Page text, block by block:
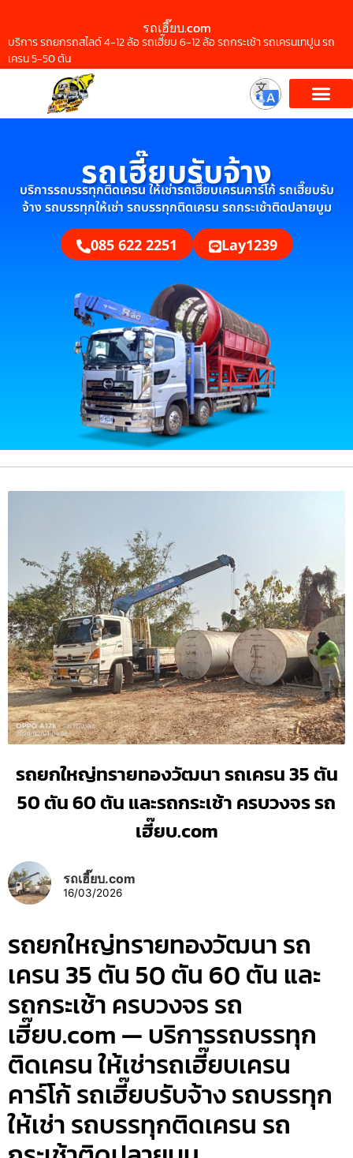
รถเฮี๊ยบ.com
บริการ รถยกรถสไลด์ 4-12 ล้อ รถเฮี๊ยบ 6-12 ล้อ รถกระเช้า รถเครนเทปูน รถ
เครน 5-50 ตัน
รถเฮี๊ยบรับจ้าง
บริการรถบรรทุกติดเครน ให้เช่ารถเฮี๊ยบเครนคาร์โก้ รถเฮี๊ยบรับ
จ้าง รถบรรทุกให้เช่า รถบรรทุกติดเครน รถกระเช้าติดปลายบูม
085 622 2251 Lay1239
รถยกใหญ่ทรายทองวัฒนา รถเครน 35 ตัน
50 ตัน 60 ตัน และรถกระเช้า ครบวงจร รถ
เฮี๊ยบ.com
รถเฮี๊ยบ.com
16/03/2026
รถยกใหญ่ทรายทองวัฒนา รถ
เครน 35 ตัน 50 ตัน 60 ตัน และ
รถกระเช้า ครบวงจร รถ
เฮี๊ยบ.com — บริการรถบรรทุก
ติดเครน ให้เช่ารถเฮี๊ยบเครน
คาร์โก้ รถเฮี๊ยบรับจ้าง รถบรรทุก
ให้เช่า รถบรรทุกติดเครน รถ